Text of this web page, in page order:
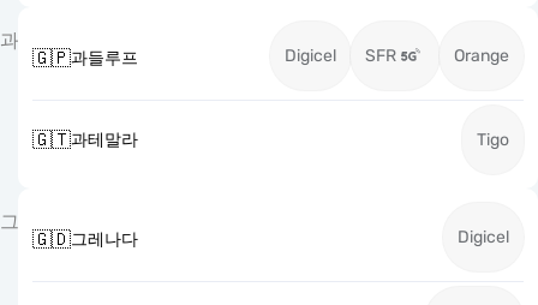
과
🇬🇵과들루프 Digicel SFR Orange
🇬🇹과테말라 Tigo
그
🇬🇩그레나다 Digicel